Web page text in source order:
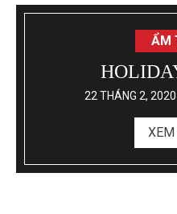
ẨM
22 THÁNG 2, 2020